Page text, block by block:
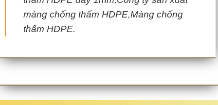
màng chống thấm HDPE,Màng chống
thấm HDPE.